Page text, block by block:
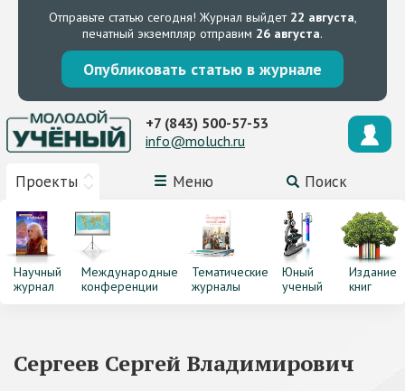
Отправьте статью сегодня! Журнал выйдет 22 августа,
печатный экземпляр отправим 26 августа.
Опубликовать статью в журнале
Проекты Меню Поиск
+7 (843) 500-57-53
info@moluch.ru
Научный
журнал
Международные
конференции
Тематические
журналы
Юный
ученый
Издание
книг
Сергеев Сергей Владимирович